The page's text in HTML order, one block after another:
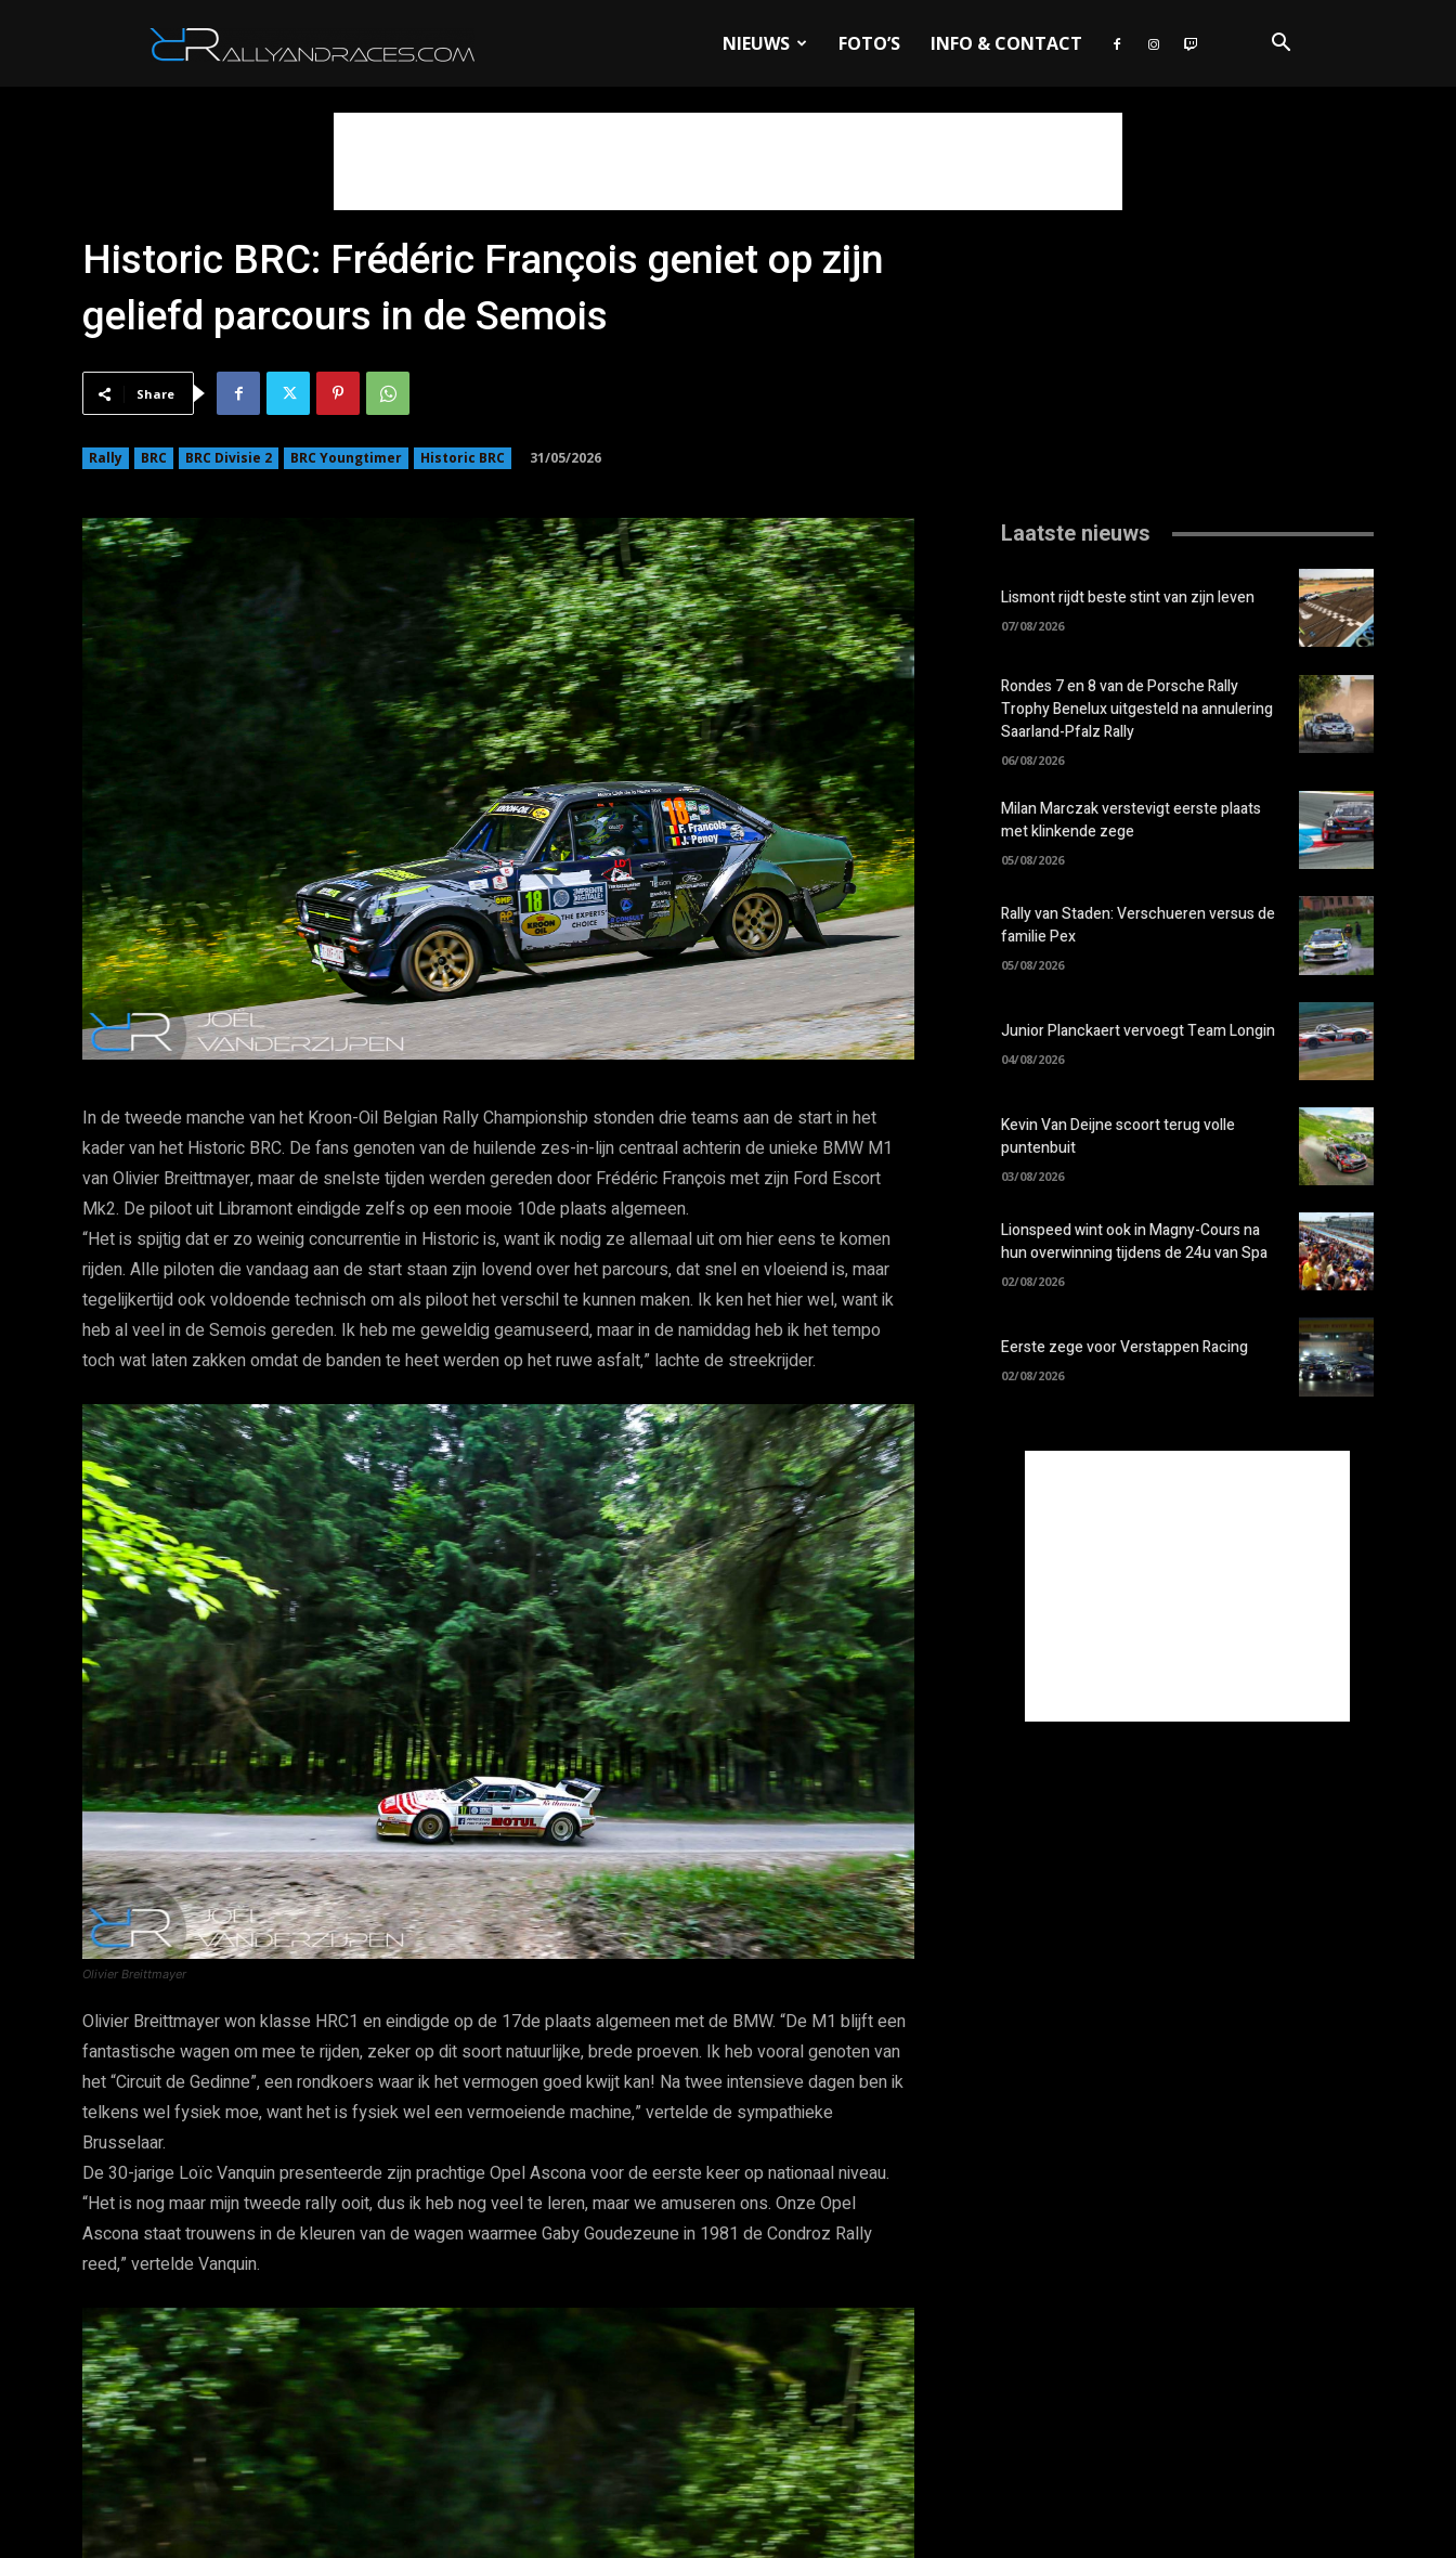
NIEUWS FOTO’S INFO & CONTACT
Historic BRC: Frédéric François geniet op zijn
geliefd parcours in de Semois
Share
Rally BRC BRC Divisie 2 BRC Youngtimer Historic BRC 31/05/2026
In de tweede manche van het Kroon-Oil Belgian Rally Championship stonden drie teams aan de start in het
kader van het Historic BRC. De fans genoten van de huilende zes-in-lijn centraal achterin de unieke BMW M1
van Olivier Breittmayer, maar de snelste tijden werden gereden door Frédéric François met zijn Ford Escort
Mk2. De piloot uit Libramont eindigde zelfs op een mooie 10de plaats algemeen.
“Het is spijtig dat er zo weinig concurrentie in Historic is, want ik nodig ze allemaal uit om hier eens te komen
rijden. Alle piloten die vandaag aan de start staan zijn lovend over het parcours, dat snel en vloeiend is, maar
tegelijkertijd ook voldoende technisch om als piloot het verschil te kunnen maken. Ik ken het hier wel, want ik
heb al veel in de Semois gereden. Ik heb me geweldig geamuseerd, maar in de namiddag heb ik het tempo
toch wat laten zakken omdat de banden te heet werden op het ruwe asfalt,” lachte de streekrijder.
Olivier Breittmayer
Olivier Breittmayer won klasse HRC1 en eindigde op de 17de plaats algemeen met de BMW. “De M1 blijft een
fantastische wagen om mee te rijden, zeker op dit soort natuurlijke, brede proeven. Ik heb vooral genoten van
het “Circuit de Gedinne”, een rondkoers waar ik het vermogen goed kwijt kan! Na twee intensieve dagen ben ik
telkens wel fysiek moe, want het is fysiek wel een vermoeiende machine,” vertelde de sympathieke
Brusselaar.
De 30-jarige Loïc Vanquin presenteerde zijn prachtige Opel Ascona voor de eerste keer op nationaal niveau.
“Het is nog maar mijn tweede rally ooit, dus ik heb nog veel te leren, maar we amuseren ons. Onze Opel
Ascona staat trouwens in de kleuren van de wagen waarmee Gaby Goudezeune in 1981 de Condroz Rally
reed,” vertelde Vanquin.
Laatste nieuws
Lismont rijdt beste stint van zijn leven
07/08/2026
Rondes 7 en 8 van de Porsche Rally
Trophy Benelux uitgesteld na annulering
Saarland-Pfalz Rally
06/08/2026
Milan Marczak verstevigt eerste plaats
met klinkende zege
05/08/2026
Rally van Staden: Verschueren versus de
familie Pex
05/08/2026
Junior Planckaert vervoegt Team Longin
04/08/2026
Kevin Van Deijne scoort terug volle
puntenbuit
03/08/2026
Lionspeed wint ook in Magny-Cours na
hun overwinning tijdens de 24u van Spa
02/08/2026
Eerste zege voor Verstappen Racing
02/08/2026